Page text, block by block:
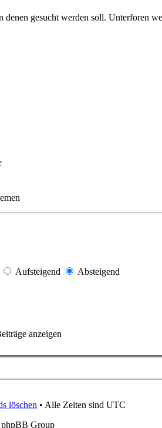
denen gesucht werden soll. Unterforen
Aufsteigend
Absteigend
anzeigen
löschen • Alle Zeiten sind UTC
Group